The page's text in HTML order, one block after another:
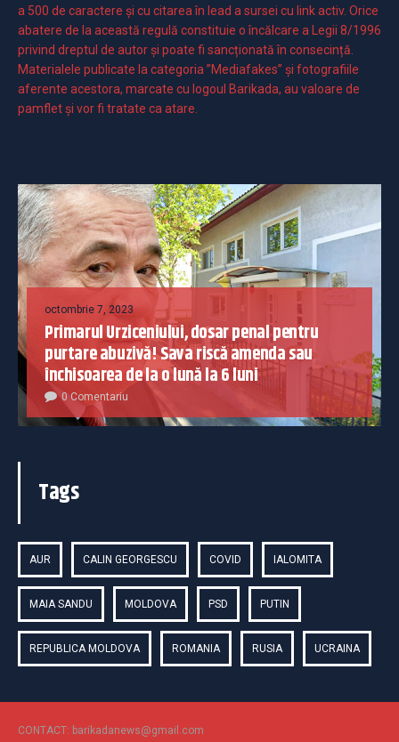
a 500 de caractere şi cu citarea în lead a sursei cu link activ. Orice
abatere de la această regulă constituie o încălcare a Legii 8/1996
privind dreptul de autor și poate fi sancționată în consecință.
Materialele publicate la categoria ”Mediafakes” și fotografiile
aferente acestora, marcate cu logoul Barikada, au valoare de
pamflet și vor fi tratate ca atare.
octombrie 7, 2023
Primarul Urziceniului, dosar penal pentru
purtare abuzivă! Sava riscă amenda sau
închisoarea de la o lună la 6 luni
0 Comentariu
Tags
AUR CALIN GEORGESCU COVID IALOMITA
MAIA SANDU MOLDOVA PSD PUTIN
REPUBLICA MOLDOVA ROMANIA RUSIA UCRAINA
CONTACT: barikadanews@gmail.com